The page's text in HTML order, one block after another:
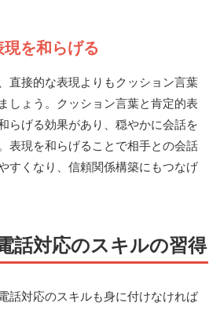
現を和らげる
直接的な表現よりもクッション言葉
しょう。クッション言葉と肯定的表
らげる効果があり、穏やかに会話を
表現を和らげることで相手との会話
すくなり、信頼関係構築にもつなげ
話対応のスキルの習得
話対応のスキルも身に付けなければ